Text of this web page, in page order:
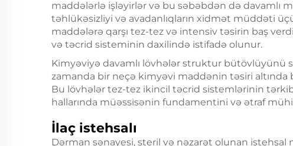
maddələrlə işləyirlər və bu səbəbdən də davamlı
təhlükəsizliyi və avadanlıqların xidmət müddəti
maddələrə qarşı tez-tez və intensiv təsirin baş
və təcrid sisteminin daxilində istifadə olunur.
Kimyəviyə davamlı lövhələr struktur bütövlüyünü
zamanda bir neçə kimyəvi maddənin təsiri altında
Bu lövhələr tez-tez ikincil təcrid sistemlərinin
hallarında müəssisənin fundamentini və ətraf
İlaç istehsalı
Dərman sənayesi, steril və nəzarət olunan